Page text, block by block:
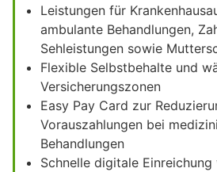
Leistungen für
ambulante Behandlungen,
Sehleistungen sowie
Flexible Selbstbehalte und
Versicherungszonen
Easy Pay Card zur
Vorauszahlungen bei
Behandlungen
Schnelle digitale Einreichung